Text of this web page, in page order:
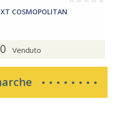
COSMOPOLITAN
Venduto